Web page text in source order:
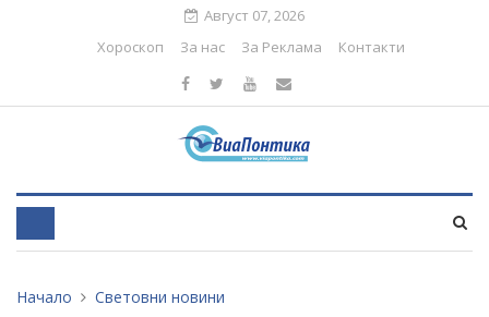
Август 07, 2026
Хороскоп
За нас За Реклама Контакти
Начало Световни новини